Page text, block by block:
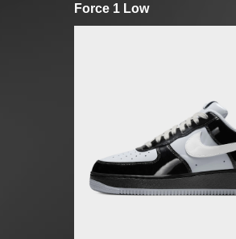
Force 1 Low